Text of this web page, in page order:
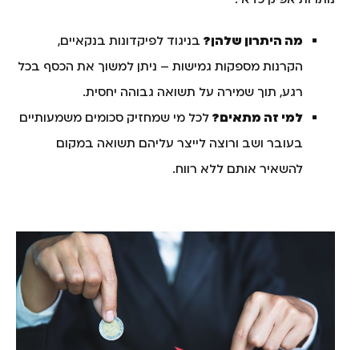
מה היתרון שלהן? בניגוד לפיקדונות בנקאיים,
הקרנות מספקות גמישות – ניתן למשוך את הכסף בכל
רגע, תוך שמירה על תשואה גבוהה יחסית.
למי זה מתאים? לכל מי שמחזיק סכומים משמעותיים
בעובר ושב ורוצה לייצר עליהם תשואה במקום
להשאיר אותם ללא רווח.